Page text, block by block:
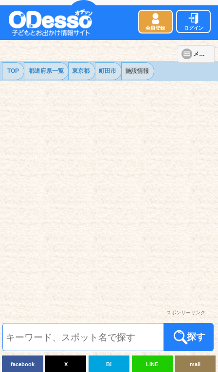
会員登録 ログイン
メニュー
TOP 都道府県一覧 東京都 町田市 施設情報
スポンサーリンク
探す
facebook X B! LINE mail